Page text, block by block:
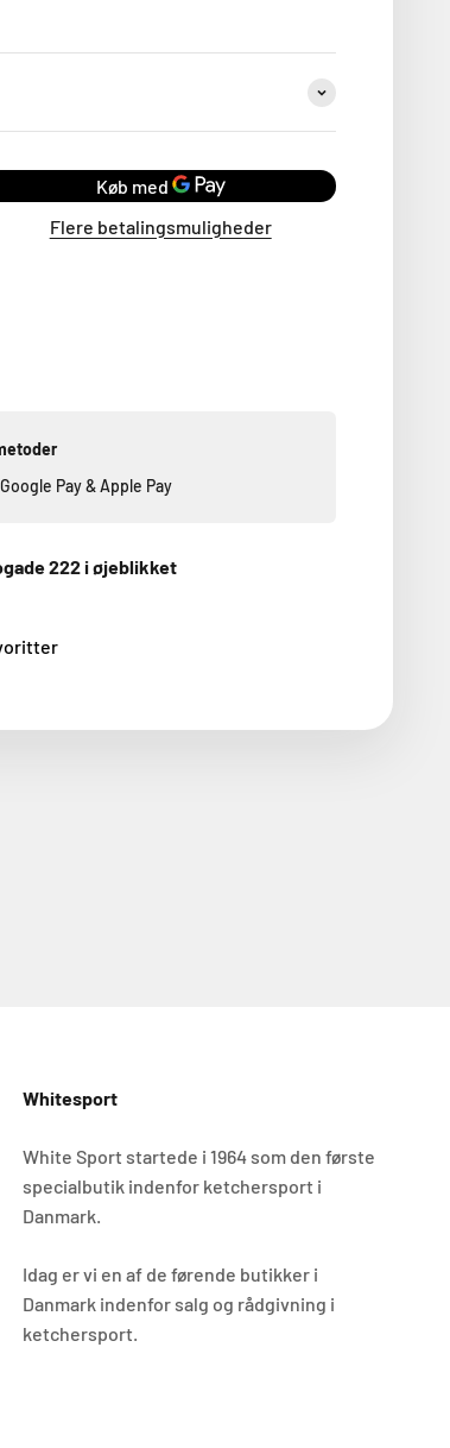
Flere betalingsmuligheder
Pay & Apple Pay
222 i øjeblikket
Whitesport
White Sport startede i 1964 som den første
specialbutik indenfor ketchersport i
Danmark.
Idag er vi en af de førende butikker i
Danmark indenfor salg og rådgivning i
ketchersport.